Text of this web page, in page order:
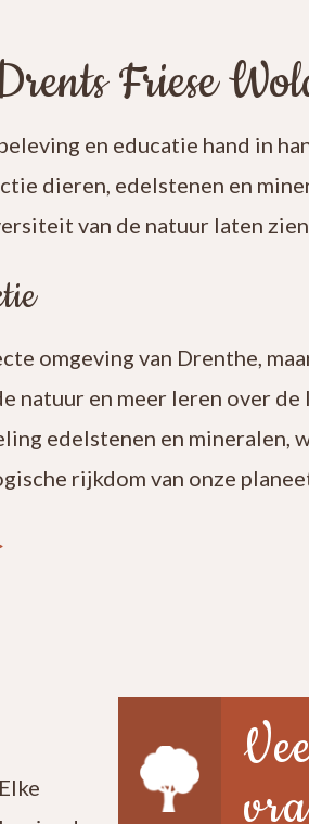
Friese
en educatie hand in
dieren, edelstenen en
van de natuur laten
omgeving van Drenthe,
en meer leren over
edelstenen en mineralen,
rijkdom van onze